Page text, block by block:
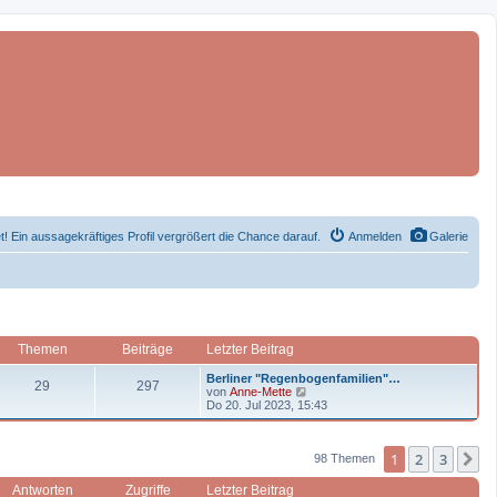
Galerie
Anmelden
Ein aussagekräftiges Profil vergrößert die Chance darauf.
Themen Beiträge Letzter Beitrag
29 297B
L
e
t
z
e
Berliner "Regenbogenfamilien"…
von Anne-Mette
e
u
Do 20. Jul 2023, 15:43
98 Themen 1 2 3
Antworten Zugriffe Letzter Beitrag